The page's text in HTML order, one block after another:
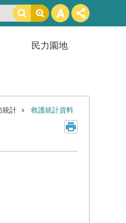
搜
尋
民力園地
統計 救護統計資料